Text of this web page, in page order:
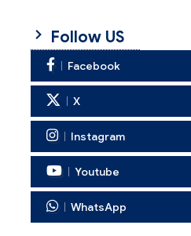
Follow US
Facebook
X
Instagram
Youtube
WhatsApp